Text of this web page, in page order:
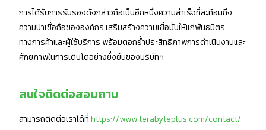
การได้รับการรับรองดังกล่าวถือเป็นอีกหนึ่งความสำเร็จที่สะท้อนถึง
ความน่าเชื่อถือขององค์กร เสริมสร้างความเชื่อมั่นให้แก่พันธมิตร
ทางการค้าและผู้ใช้บริการ พร้อมตอกย้ำประสิทธิภาพการดำเนินงานและ
ศักยภาพในการเติบโตอย่างยั่งยืนของบริษัทฯ
สนใจติดต่อสอบถาม
สามารถติดต่อเราได้ที่https://www.terabyteplus.com/contact/